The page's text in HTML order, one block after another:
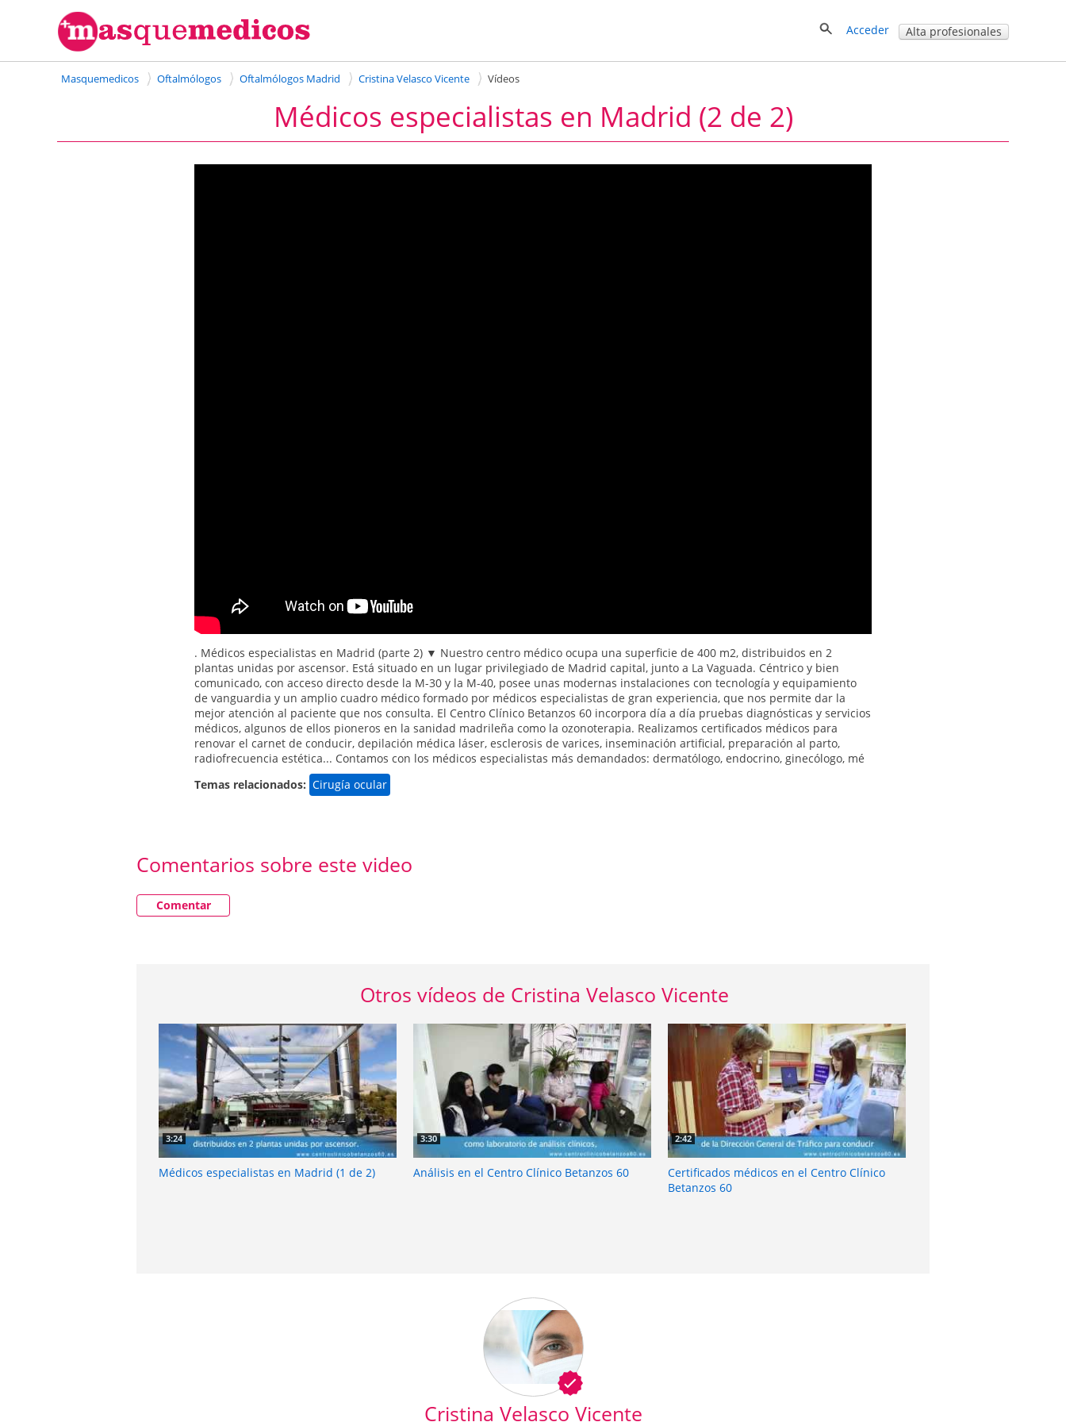
Acceder Alta profesionales
Masquemedicos Oftalmólogos Oftalmólogos Madrid Cristina Velasco Vicente Vídeos
Médicos especialistas en Madrid (2 de 2)
. Médicos especialistas en Madrid (parte 2) ▼ Nuestro centro médico ocupa una superficie de 400 m2, distribuidos en 2
plantas unidas por ascensor. Está situado en un lugar privilegiado de Madrid capital, junto a La Vaguada. Céntrico y bien
comunicado, con acceso directo desde la M-30 y la M-40, posee unas modernas instalaciones con tecnología y equipamiento
de vanguardia y un amplio cuadro médico formado por médicos especialistas de gran experiencia, que nos permite dar la
mejor atención al paciente que nos consulta. El Centro Clínico Betanzos 60 incorpora día a día pruebas diagnósticas y servicios
médicos, algunos de ellos pioneros en la sanidad madrileña como la ozonoterapia. Realizamos certificados médicos para
renovar el carnet de conducir, depilación médica láser, esclerosis de varices, inseminación artificial, preparación al parto,
radiofrecuencia estética... Contamos con los médicos especialistas más demandados: dermatólogo, endocrino, ginecólogo, mé
Temas relacionados: Cirugía ocular
Comentarios sobre este video
Comentar
Otros vídeos de Cristina Velasco Vicente
3:24
Médicos especialistas en Madrid (1 de 2)
3:30
Análisis en el Centro Clínico Betanzos 60
2:42
Certificados médicos en el Centro Clínico
Betanzos 60
Cristina Velasco Vicente